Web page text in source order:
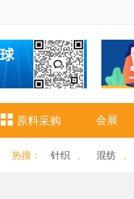
 原料采购 会展
热搜 ： 针织 混纺